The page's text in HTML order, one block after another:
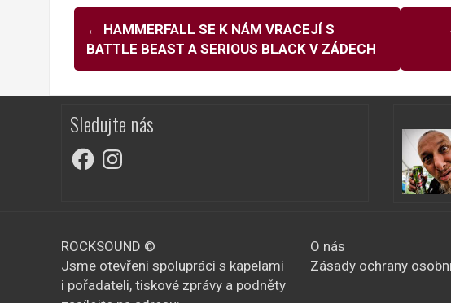
Navigace
pro
příspěvky
← HAMMERFALL SE K NÁM VRACEJÍ S
BATTLE BEAST A SERIOUS BLACK V ZÁDECH
Sledujte nás
FacebookInstagram
ROCKSOUND ©
Jsme otevřeni spolupráci s kapelami
i pořadateli, tiskové zprávy a podněty
O nás
Zásady ochrany